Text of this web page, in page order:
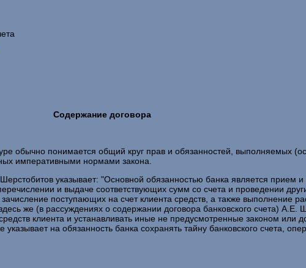
Содержание договора
обычно понимается общий круг прав и обязанностей, выполняемых
императивными нормами закона.
указывает: "Основной обязанностью банка является прием
и выдаче соответствующих сумм со счета и проведении
поступающих на счет клиента средств, а также выполнение
же (в рассуждениях о содержании договора банковского счета) А.Е.
клиента и устанавливать иные не предусмотренные законом или
на обязанность банка сохранять тайну банковского счета,